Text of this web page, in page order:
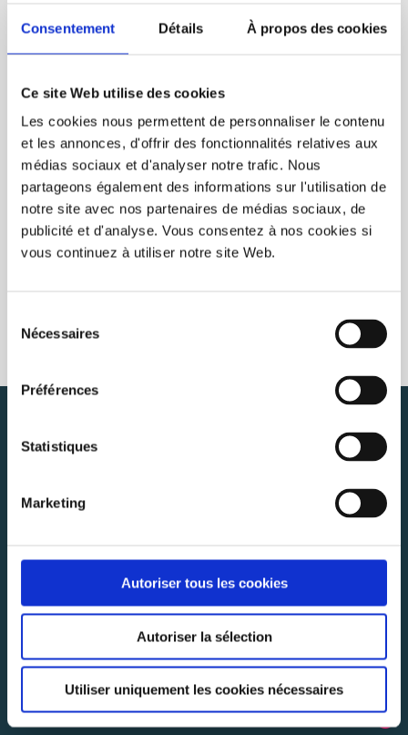
Consentement Détails À propos des cookies
Ce site Web utilise des cookies
Les cookies nous permettent de personnaliser le contenu
et les annonces, d'offrir des fonctionnalités relatives aux
médias sociaux et d'analyser notre trafic. Nous
partageons également des informations sur l'utilisation de
notre site avec nos partenaires de médias sociaux, de
publicité et d'analyse. Vous consentez à nos cookies si
vous continuez à utiliser notre site Web.
Nécessaires
Préférences
Statistiques
Marketing
Autoriser tous les cookies
Autoriser la sélection
Utiliser uniquement les cookies nécessaires
SUBSCRIBE
ABOUT US